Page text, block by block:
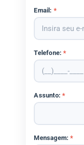
Email: *
Telefone:*
Assunto:*
Mensagem:*